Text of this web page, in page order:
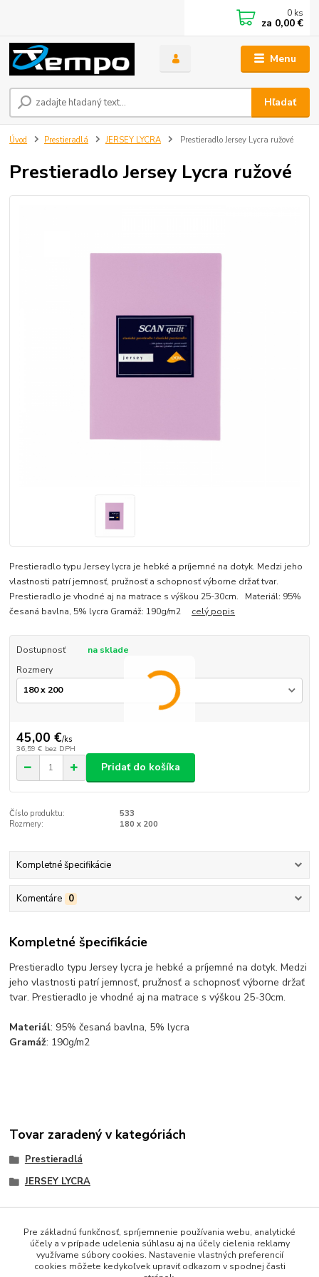
Menu
Hľadať
0 ks
za 0,00 €
Úvod Prestieradlá JERSEY LYCRA Prestieradlo Jersey Lycra ružové
Prestieradlo Jersey Lycra ružové
Prestieradlo typu Jersey lycra je hebké a príjemné na dotyk. Medzi jeho
vlastnosti patrí jemnosť, pružnosť a schopnosť výborne držať tvar.
Prestieradlo je vhodné aj na matrace s výškou 25-30cm. Materiál: 95%
česaná bavlna, 5% lycra Gramáž: 190g/m2 celý popis
Dostupnosť
na sklade
Rozmery
45,00 €/ks
36,59 € bez DPH
Pridať do košíka
Číslo produktu:
533
Rozmery:
180 x 200
Kompletné špecifikácie
Komentáre 0
Kompletné špecifikácie
Prestieradlo typu Jersey lycra je hebké a príjemné na dotyk. Medzi
jeho vlastnosti patrí jemnosť, pružnosť a schopnosť výborne držať
tvar. Prestieradlo je vhodné aj na matrace s výškou 25-30cm.
Materiál: 95% česaná bavlna, 5% lycra
Gramáž: 190g/m2
Tovar zaradený v kategóriách
Prestieradlá
JERSEY LYCRA
Obsah webovej stránky je možné používať len so súhlasom
majiteľa.
Pre základnú funkčnosť, spríjemnenie používania webu, analytické
účely a v prípade udelenia súhlasu aj na účely cielenia reklamy
využívame súbory cookies. Nastavenie vlastných preferencií
cookies môžete kedykoľvek upraviť odkazom v spodnej časti